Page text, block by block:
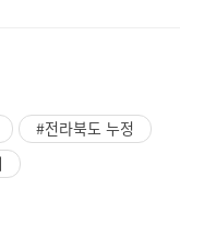
#전라북도 누정